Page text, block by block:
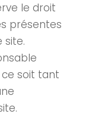
le droit
présentes
site.
soit tant